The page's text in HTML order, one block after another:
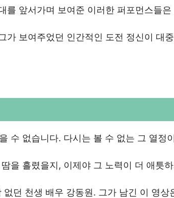
를 앞서가며 보여준 이러한 퍼포먼스들
보여주었던 인간적인 도전 정신이 대
수 없습니다. 다시는 볼 수 없는 그 열정
을 흘렸을지, 이제야 그 노력이 더 애틋
던 천생 배우 강동원. 그가 남긴 이 영상